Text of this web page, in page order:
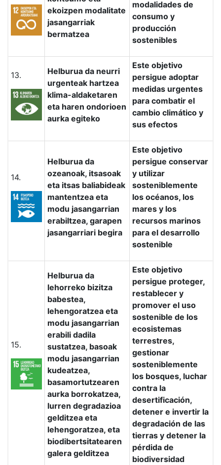
ekoizpen modalitate
jasangarriak
bermatzea
modalidades de
consumo y
producción
sostenibles
13.
Helburua da neurri
urgenteak hartzea
klima-aldaketaren
eta haren ondorioen
aurka egiteko
Este objetivo
persigue adoptar
medidas urgentes
para combatir el
cambio climático y
sus efectos
14.
Helburua da
ozeanoak, itsasoak
eta itsas baliabideak
mantentzea eta
modu jasangarrian
erabiltzea, garapen
jasangarriari begira
Este objetivo
persigue conservar
y utilizar
sosteniblemente
los océanos, los
mares y los
recursos marinos
para el desarrollo
sostenible
15.
Helburua da
lehorreko bizitza
babestea,
lehengoratzea eta
modu jasangarrian
erabili dadila
sustatzea, basoak
modu jasangarrian
kudeatzea,
basamortutzearen
aurka borrokatzea,
lurren degradazioa
gelditzea eta
lehengoratzea, eta
biodibertsitatearen
galera gelditzea
Este objetivo
persigue proteger,
restablecer y
promover el uso
sostenible de los
ecosistemas
terrestres,
gestionar
sosteniblemente
los bosques, luchar
contra la
desertificación,
detener e invertir la
degradación de las
tierras y detener la
pérdida de
biodiversidad